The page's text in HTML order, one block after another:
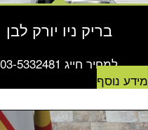
בריק ניו יורק לבן
למחיר חייג 03-5332481
מידע נוסף